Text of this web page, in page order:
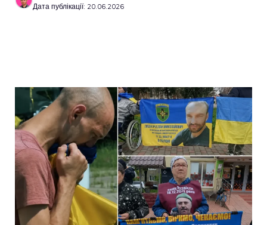
Дата публікації: 20.06.2026